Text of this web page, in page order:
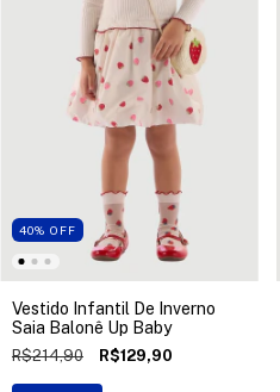
40% OFF
Vestido Infantil De Inverno
Saia Balonê Up Baby
R$214,90 R$129,90